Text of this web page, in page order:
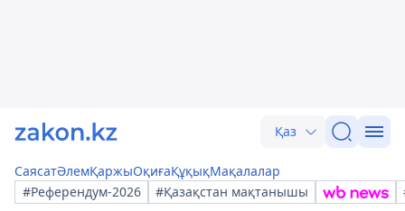
Қаз
СаясатӘлемҚаржыОқиғаҚұқықМақалалар
#Референдум-2026
#Қазақстан мақтанышы